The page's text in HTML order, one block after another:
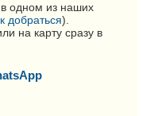
одном из наших
добраться).
на карту сразу в